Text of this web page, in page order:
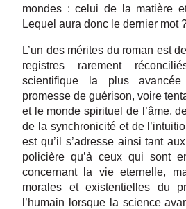
mondes : celui de la matière
Lequel aura donc le dernier mot
L’un des mérites du roman est
registres rarement
scientifique la plus avancée
promesse de guérison, voire
et le monde spirituel de l’âme,
de la synchronicité et de
est qu’il s’adresse ainsi tant
policière qu’à ceux qui sont
concernant la vie eternelle,
morales et existentielles du
l’humain lorsque la science